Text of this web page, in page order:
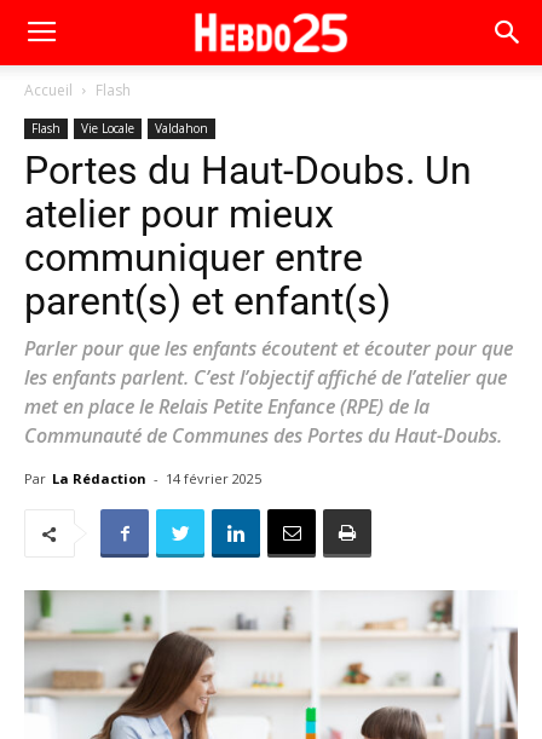
Accueil Flash
Flash Vie Locale Valdahon
Portes du Haut-Doubs. Un
atelier pour mieux
communiquer entre
parent(s) et enfant(s)
Parler pour que les enfants écoutent et écouter pour que
les enfants parlent. C’est l’objectif affiché de l’atelier que
met en place le Relais Petite Enfance (RPE) de la
Communauté de Communes des Portes du Haut-Doubs.
Par La Rédaction - 14 février 2025